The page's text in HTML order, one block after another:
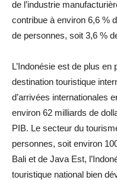
de l’industrie
contribue à environ 6,6 %
de personnes, soit 3,6 %
L’Indonésie est de plus
destination touristique
d’arrivées internationales
environ 62 milliards de
PIB. Le secteur du
personnes, soit environ
Bali et de Java Est,
touristique national bien